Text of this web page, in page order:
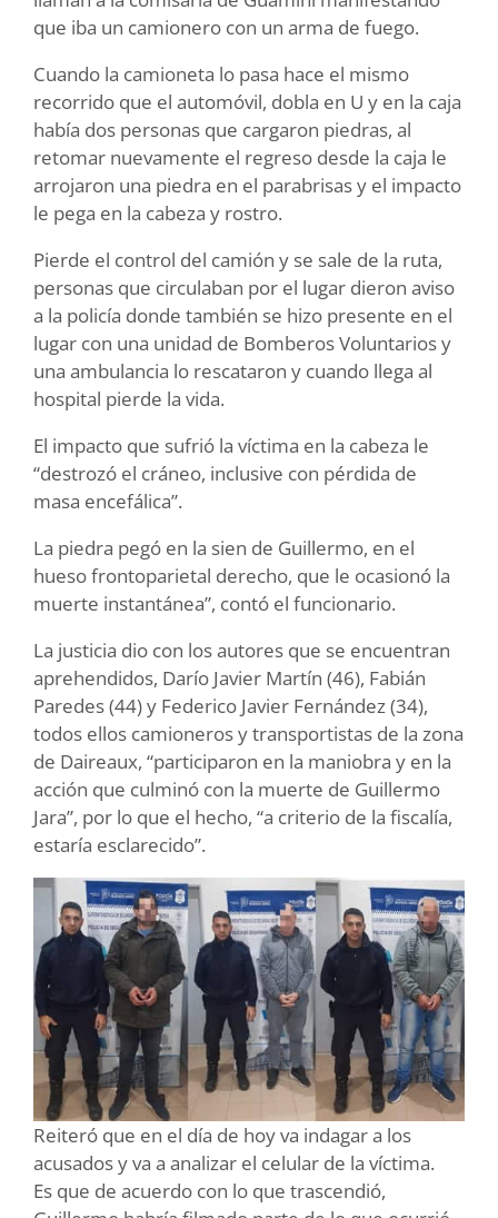
que iba un camionero con un arma de fuego.
Cuando la camioneta lo pasa hace el mismo
recorrido que el automóvil, dobla en U y en la caja
había dos personas que cargaron piedras, al
retomar nuevamente el regreso desde la caja le
arrojaron una piedra en el parabrisas y el impacto
le pega en la cabeza y rostro.
Pierde el control del camión y se sale de la ruta,
personas que circulaban por el lugar dieron aviso
a la policía donde también se hizo presente en el
lugar con una unidad de Bomberos Voluntarios y
una ambulancia lo rescataron y cuando llega al
hospital pierde la vida.
El impacto que sufrió la víctima en la cabeza le
“destrozó el cráneo, inclusive con pérdida de
masa encefálica”.
La piedra pegó en la sien de Guillermo, en el
hueso frontoparietal derecho, que le ocasionó la
muerte instantánea”, contó el funcionario.
La justicia dio con los autores que se encuentran
aprehendidos, Darío Javier Martín (46), Fabián
Paredes (44) y Federico Javier Fernández (34),
todos ellos camioneros y transportistas de la zona
de Daireaux, “participaron en la maniobra y en la
acción que culminó con la muerte de Guillermo
Jara”, por lo que el hecho, “a criterio de la fiscalía,
estaría esclarecido”.
Reiteró que en el día de hoy va indagar a los
acusados y va a analizar el celular de la víctima.
Es que de acuerdo con lo que trascendió,